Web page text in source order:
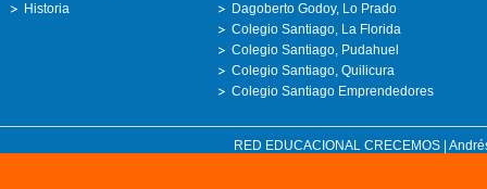
Historia
Dagoberto Godoy, Lo Prado
Colegio Santiago, La Florida
Colegio Santiago, Pudahuel
Colegio Santiago, Quilicura
Colegio Santiago Emprendedores
RED EDUCACIONAL CRECEMOS |